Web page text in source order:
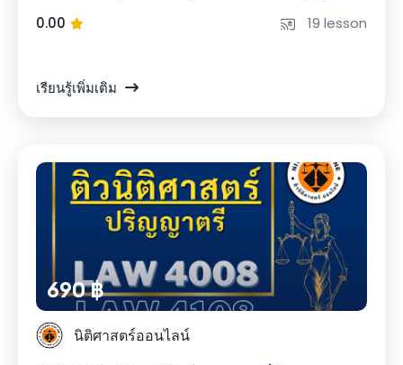
0.00 19 lesson
เรียนรู้เพิ่มเติม
690 ฿
นิติศาสตร์ออนไลน์